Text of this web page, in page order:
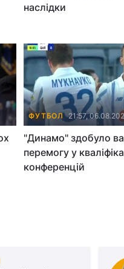
наслідки
ФУТБОЛ 21:57,
"Динамо" здобуло
перемогу у
конференцій